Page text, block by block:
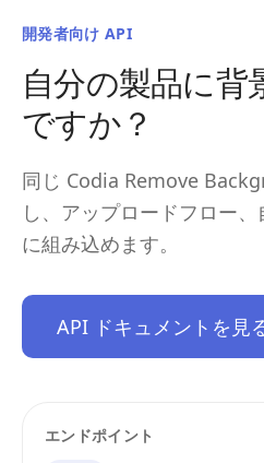
開発者向け API
自分の製品に
ですか？
同じ Codia Remove
し、アップロードフロー
に組み込めます。
API ドキュメントを見
エンドポイント